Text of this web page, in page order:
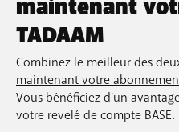
maintenant
TADAAM
Combinez le meilleur des
maintenant votre
Vous bénéficiez d'un
votre revelé de compte BASE.